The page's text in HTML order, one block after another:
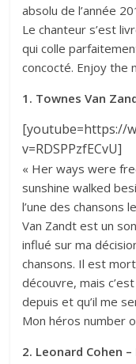
absolu de l’année
Le chanteur s’est
qui colle
concocté. Enjoy the
1. Townes Van
[youtube=https://
v=RDSPPzfECvU]
« Her ways were
sunshine walked
l’une des chansons
Van Zandt est un
influé sur ma
chansons. Il est
découvre, mais
depuis et qu’il me
Mon héros number
2. Leonard Cohen